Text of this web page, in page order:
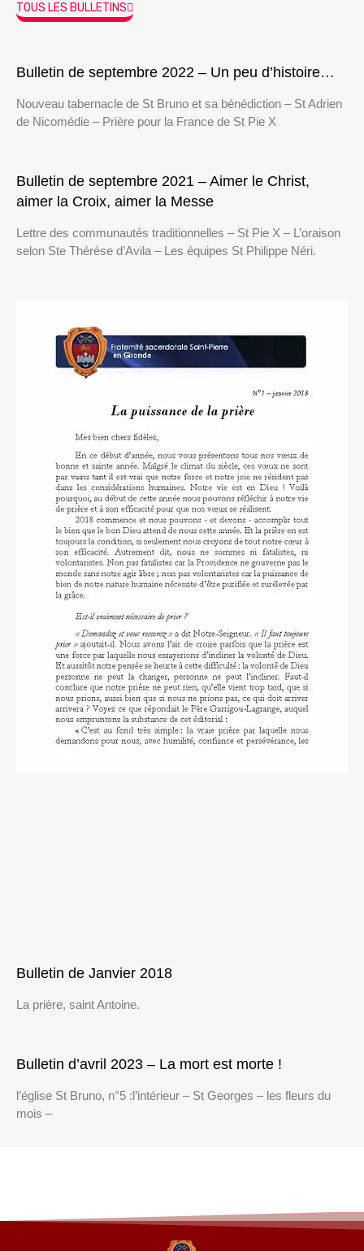
TOUS LES BULLETINS
Bulletin de septembre 2022 – Un peu d’histoire…
Nouveau tabernacle de St Bruno et sa bénédiction – St Adrien
de Nicomédie – Prière pour la France de St Pie X
Bulletin de septembre 2021 – Aimer le Christ,
aimer la Croix, aimer la Messe
Lettre des communautés traditionnelles – St Pie X – L’oraison
selon Ste Thérèse d’Avila – Les équipes St Philippe Néri.
Bulletin de Janvier 2018
La prière, saint Antoine.
Bulletin d’avril 2023 – La mort est morte !
l’église St Bruno, n°5 :l’intérieur – St Georges – les fleurs du
mois –